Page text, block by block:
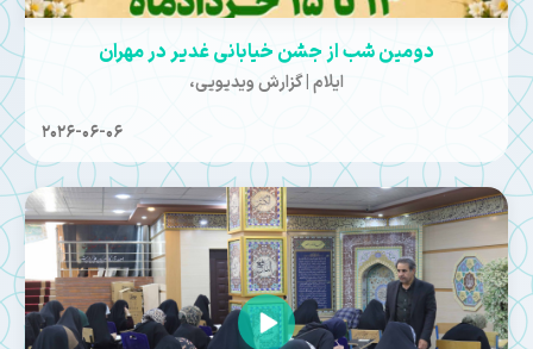
دومین شب از جشن خیابانی غدیر در مهران
ایلام | گزارش ویدیویی،
2026-06-06